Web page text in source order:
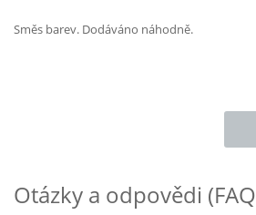
Směs barev. Dodáváno náhodně.
Otázky a odpovědi